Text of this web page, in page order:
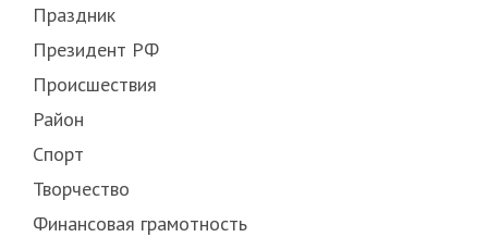
Праздник
Президент РФ
Происшествия
Район
Спорт
Творчество
Финансовая грамотность